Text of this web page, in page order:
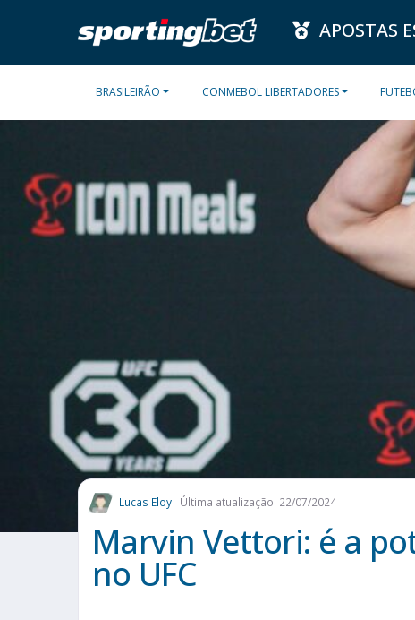
APOSTAS
BRASILEIRÃO CONMEBOL LIBERTADORES
Lucas Eloy Última atualização: 22/07/2024
Marvin Vettori: é a
no UFC